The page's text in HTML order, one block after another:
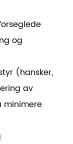
og
(hansker,
av
minimere